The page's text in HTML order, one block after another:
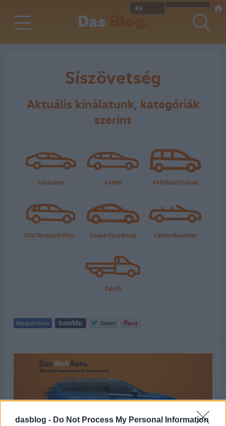
dasblog - Do Not Process My Personal Information
Das Blog.
Síszövetség
Aktuális kínálatunk, kategóriák
szerint